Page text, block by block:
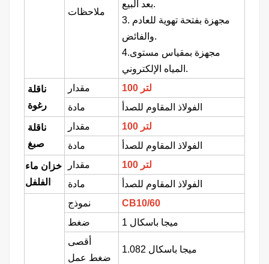
ملاحظات
بعد البيع.
3. مجهزة بفتحة تهوية للعادم
والفائض.
4.مجهزة بمقياس مستوى
المياه الإلكتروني.
ناقلة
رغوة
مقدار
100 لتر
مادة
الفولاذ المقاوم للصدأ
ناقلة
صبغ
مقدار
100 لتر
مادة
الفولاذ المقاوم للصدأ
خزان ماء
الفلفل
مقدار
100 لتر
مادة
الفولاذ المقاوم للصدأ
نموذج
CB10/60
ضغط
1 ميجا باسكال
أقصى
ضغط عمل
1.082 ميجا باسكال